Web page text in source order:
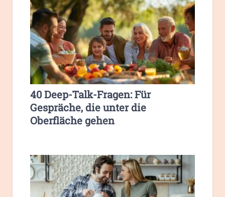
40 Deep-Talk-Fragen: Für
Gespräche, die unter die
Oberfläche gehen